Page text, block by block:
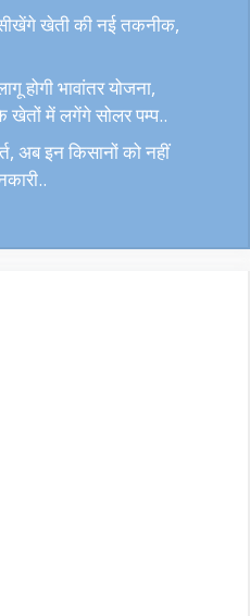
खेती की नई तकनीक,
होगी भावांतर योजना,
में लगेंगे सोलर पम्प..
अब इन किसानों को नहीं